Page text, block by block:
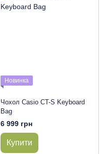
Новинка
Чохол Casio CT-S Keyboard
Bag
6 999 грн
Купити